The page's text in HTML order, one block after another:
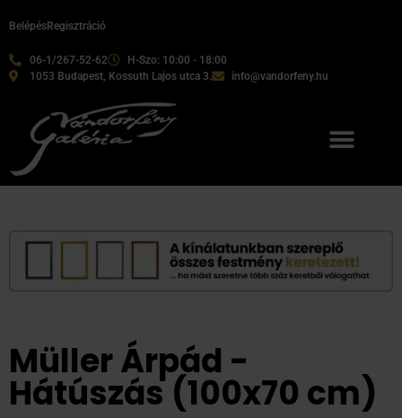
06-1/267-52-62
H-Szo: 10:00 - 18:00
1053 Budapest, Kossuth Lajos utca 3.
info@vandorfeny.hu
BelépésRegisztráció
Müller Árpád -
Hátúszás (100x70 cm)